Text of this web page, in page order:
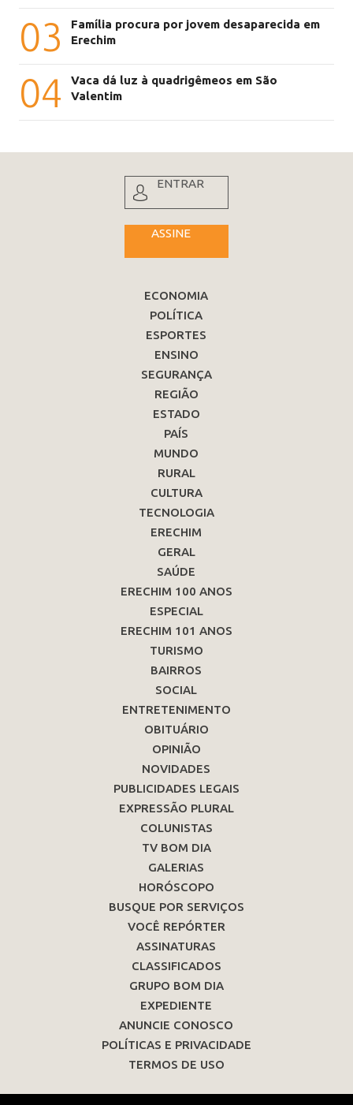
03
Família procura por jovem desaparecida em
Erechim
04
Vaca dá luz à quadrigêmeos em São
Valentim
ENTRAR
ASSINE
ECONOMIA
POLÍTICA
ESPORTES
ENSINO
SEGURANÇA
REGIÃO
ESTADO
PAÍS
MUNDO
RURAL
CULTURA
TECNOLOGIA
ERECHIM
GERAL
SAÚDE
ERECHIM 100 ANOS
ESPECIAL
ERECHIM 101 ANOS
TURISMO
BAIRROS
SOCIAL
ENTRETENIMENTO
OBITUÁRIO
OPINIÃO
NOVIDADES
PUBLICIDADES LEGAIS
EXPRESSÃO PLURAL
COLUNISTAS
TV BOM DIA
GALERIAS
HORÓSCOPO
BUSQUE POR SERVIÇOS
VOCÊ REPÓRTER
ASSINATURAS
CLASSIFICADOS
GRUPO BOM DIA
EXPEDIENTE
ANUNCIE CONOSCO
POLÍTICAS E PRIVACIDADE
TERMOS DE USO